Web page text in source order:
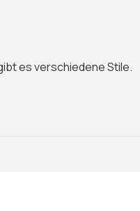
es verschiedene Stile.